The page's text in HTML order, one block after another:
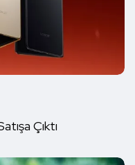
Çıktı